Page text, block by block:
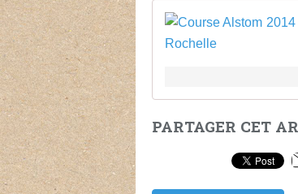
PARTAGER CET